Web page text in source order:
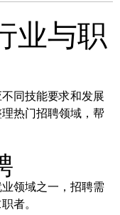
业与职
同技能要求和发展
热门招聘领域，帮
领域之一，招聘需
者。